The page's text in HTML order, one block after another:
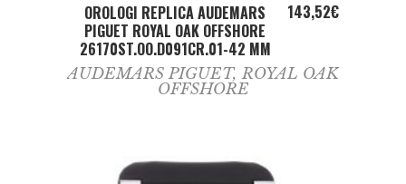
ADD TO CART
OROLOGI REPLICA AUDEMARS
PIGUET ROYAL OAK OFFSHORE
26170ST.OO.D091CR.01-42 MM
143,52€
AUDEMARS PIGUET, ROYAL OAK
OFFSHORE